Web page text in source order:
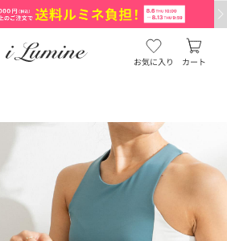
お気に入り カート